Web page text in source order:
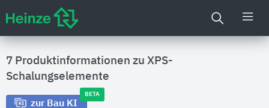
7 Produktinformationen zu XPS-
Schalungselemente
zur Bau KI
BETA